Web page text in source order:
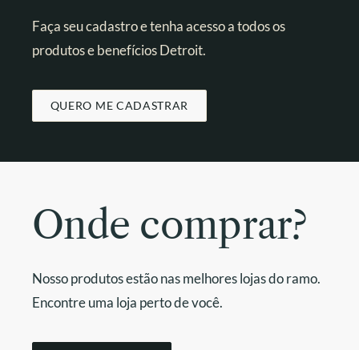
Faça seu cadastro e tenha acesso a todos os
produtos e benefícios Detroit.
QUERO ME CADASTRAR
Onde comprar?
Nosso produtos estão nas melhores lojas do ramo.
Encontre uma loja perto de você.